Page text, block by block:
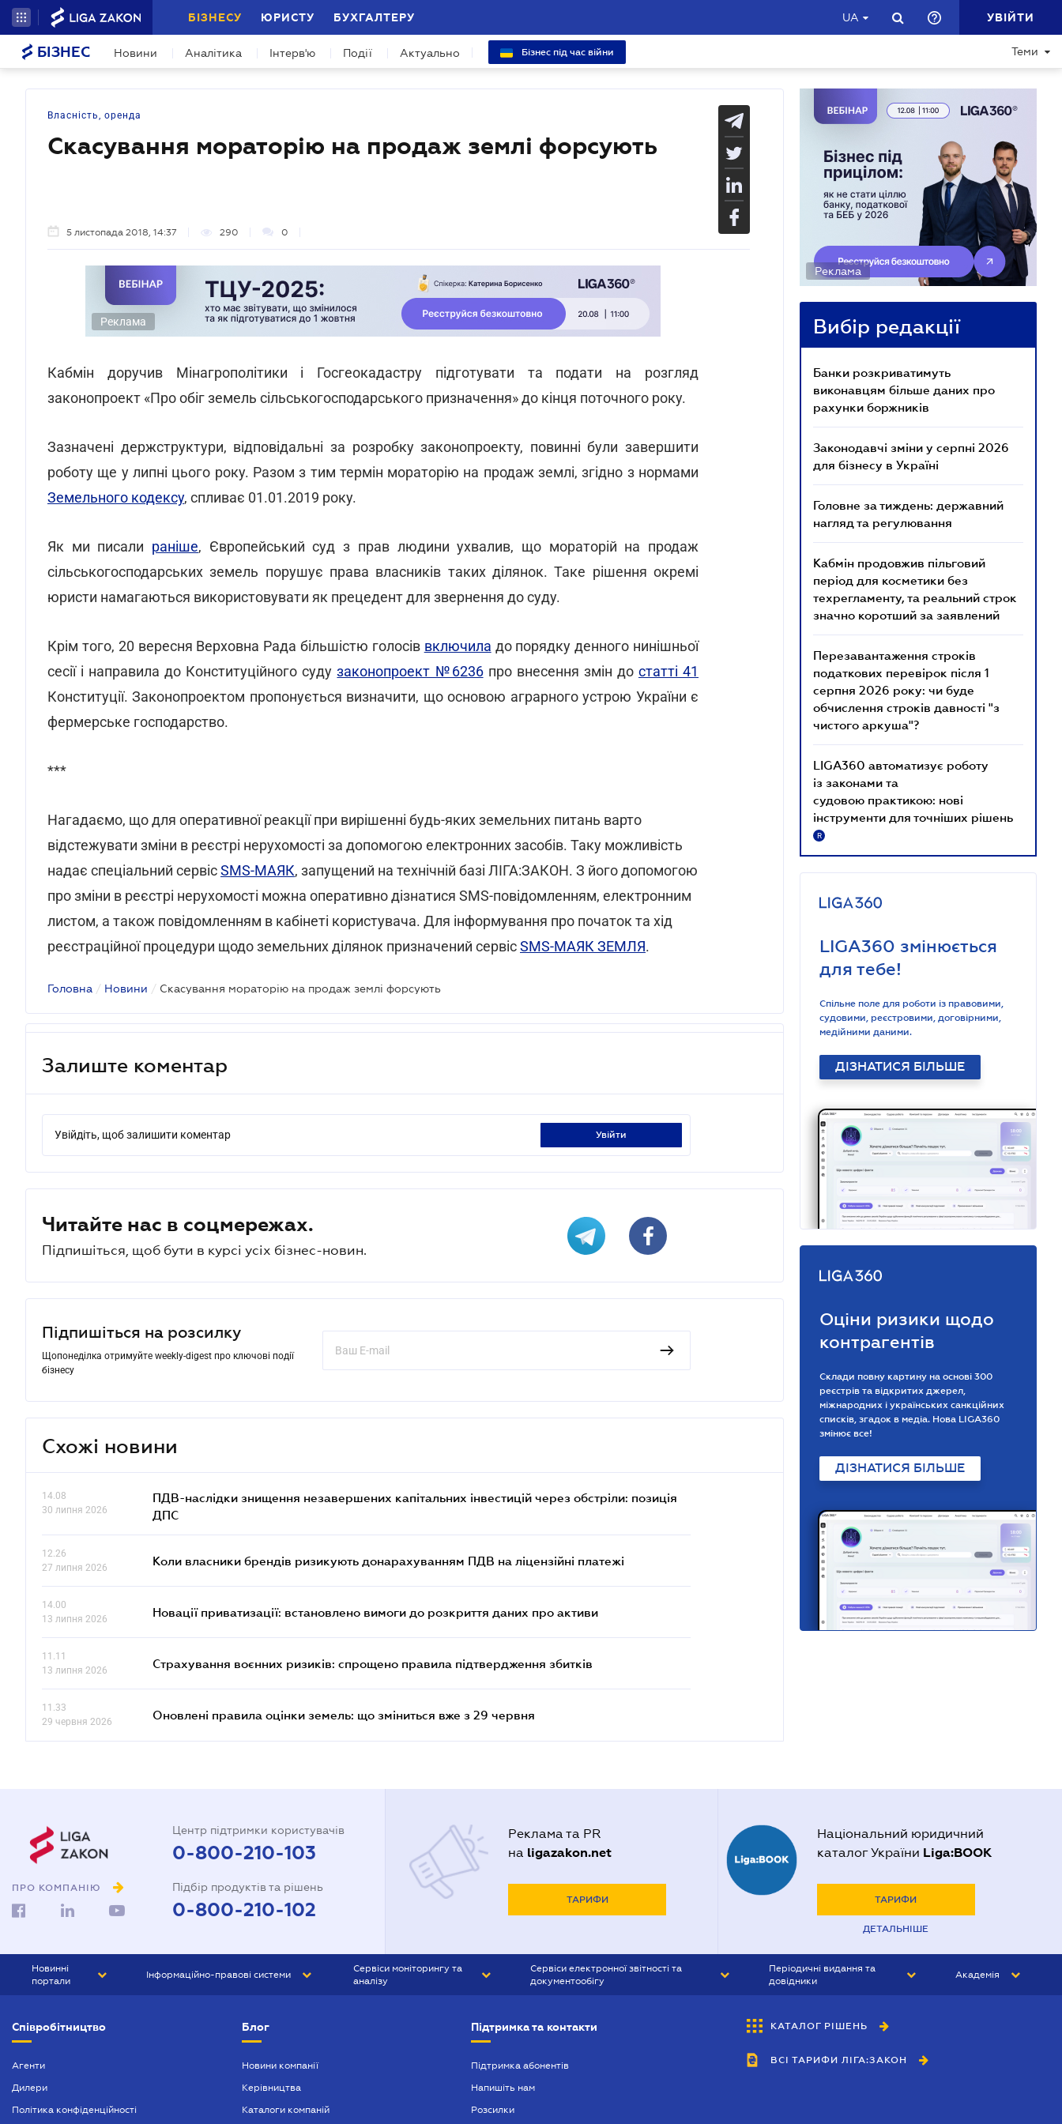
БІЗНЕСУ ЮРИСТУ БУХГАЛТЕРУ UA УВІЙТИ
БІЗНЕС Новини Аналітика Інтерв'ю Події Актуально Бізнес під час війни Теми
Власність, оренда
Скасування мораторію на продаж землі форсують
5 листопада 2018, 14:37 290 0
Реклама
Кабмін доручив Мінагрополітики і Госгеокадастру підготувати та подати на розгляд
законопроект «Про обіг земель сільськогосподарського призначення» до кінця поточного року.
Зазначені держструктури, відповідальні за розробку законопроекту, повинні були завершити
роботу ще у липні цього року. Разом з тим термін мораторію на продаж землі, згідно з нормами
Земельного кодексу, спливає 01.01.2019 року.
Як ми писали раніше, Європейський суд з прав людини ухвалив, що мораторій на продаж
сільськогосподарських земель порушує права власників таких ділянок. Таке рішення окремі
юристи намагаються використовувати як прецедент для звернення до суду.
Крім того, 20 вересня Верховна Рада більшістю голосів включила до порядку денного нинішньої
сесії і направила до Конституційного судузаконопроект №6236про внесення змін до статті 41
Конституції. Законопроектом пропонується визначити, що основою аграрного устрою України є
фермерське господарство.
***
Нагадаємо, що для оперативної реакції при вирішенні будь-яких земельних питань варто
відстежувати зміни в реєстрі нерухомості за допомогою електронних засобів. Таку можливість
надає спеціальний сервісSMS-МАЯК, запущений на технічній базі ЛІГА:ЗАКОН. З його допомогою
про зміни в реєстрі нерухомості можна оперативно дізнатися SMS-повідомленням, електронним
листом, а також повідомленням в кабінеті користувача. Для інформування про початок та хід
реєстраційної процедури щодо земельних ділянок призначений сервісSMS-МАЯК ЗЕМЛЯ.
Головна / Новини / Скасування мораторію на продаж землі форсують
Залиште коментар
Увійдіть, щоб залишити коментар увійти
Читайте нас в соцмережах.
Підпишіться, щоб бути в курсі усіх бізнес-новин.
Підпишіться на розсилку
Щопонеділка отримуйте weekly-digest про ключові події
бізнесу
Схожі новини
14.08
30 липня 2026
ПДВ-наслідки знищення незавершених капітальних інвестицій через обстріли: позиція
ДПС
12.26
27 липня 2026
Коли власники брендів ризикують донарахуванням ПДВ на ліцензійні платежі
14.00
13 липня 2026
Новації приватизації: встановлено вимоги до розкриття даних про активи
11.11
13 липня 2026
Страхування воєнних ризиків: спрощено правила підтвердження збитків
11.33
29 червня 2026
Оновлені правила оцінки земель: що зміниться вже з 29 червня
Реклама
Вибір редакції
Банки розкриватимуть
виконавцям більше даних про
рахунки боржників
Законодавчі зміни у серпні 2026
для бізнесу в Україні
Головне за тиждень: державний
нагляд та регулювання
Кабмін продовжив пільговий
період для косметики без
техрегламенту, та реальний строк
значно коротший за заявлений
Перезавантаження строків
податкових перевірок після 1
серпня 2026 року: чи буде
обчислення строків давності "з
чистого аркуша"?
LIGA360 автоматизує роботу
із законами та
судовою практикою: нові
інструменти для точніших рішень
R
LIGA360 змінюється
для тебе!
Спільне поле для роботи із правовими,
судовими, реєстровими, договірними,
медійними даними.
ДІЗНАТИСЯ БІЛЬШЕ
Оціни ризики щодо
контрагентів
Склади повну картину на основі 300
реєстрів та відкритих джерел,
міжнародних і українських санкційних
списків, згадок в медіа. Нова LIGA360
змінює все!
ДІЗНАТИСЯ БІЛЬШЕ
ПРО КОМПАНІЮ
Центр підтримки користувачів
0-800-210-103
Підбір продуктів та рішень
0-800-210-102
Реклама та PR
на ligazakon.net
ТАРИФИ
Національний юридичний
каталог України Liga:BOOK
ТАРИФИ
ДЕТАЛЬНІШЕ
Новинні
портали
БІЗНЕС
Інформаційно-правові системи
БУХГАЛТЕР ПРОФ
Сервіси моніторингу та
аналізу
Сервіси електронної звітності та
документообігу
Періодичні видання та
довідники
БУХГАЛТЕР&ЗАКОН
ВІСНИК МСФЗ
Академія
Співробітництво
Агенти
Дилери
Політика конфіденційності
Блог
Новини компанії
Керівництва
Каталоги компаній
Підтримка та контакти
Підтримка абонентів
Напишіть нам
Розсилки
КАТАЛОГ РІШЕНЬ
ВСІ ТАРИФИ ЛІГА:ЗАКОН